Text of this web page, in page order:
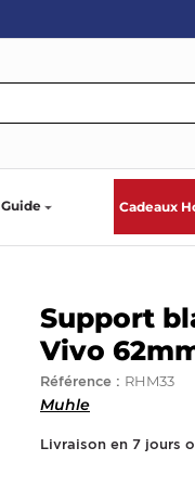
Guide Cadeaux
Support
Vivo
Référence : RHM33
Muhle
Livraison en 7 jours